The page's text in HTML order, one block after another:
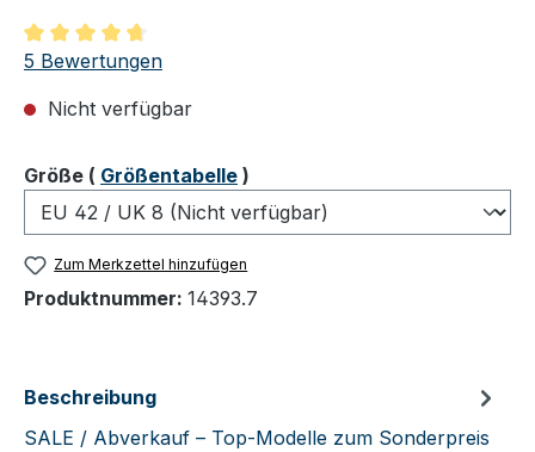
Durchschnittliche Bewertung von 4.8 von 5 Sternen
5 Bewertungen
Nicht verfügbar
Größeauswählen
( Größentabelle )
Zum Merkzettel hinzufügen
Produktnummer: 14393.7
Beschreibung
SALE / Abverkauf – Top-Modelle zum Sonderpreis